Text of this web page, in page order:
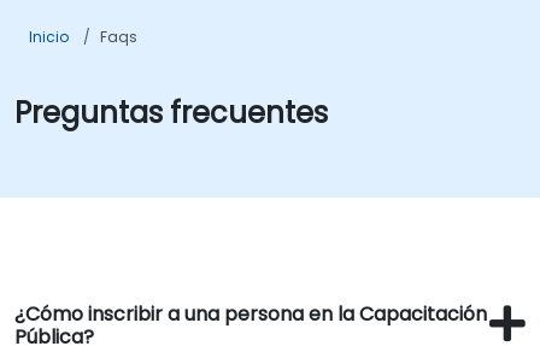
Inicio Faqs
Preguntas frecuentes
¿Cómo inscribir a una persona en la Capacitación
Pública?